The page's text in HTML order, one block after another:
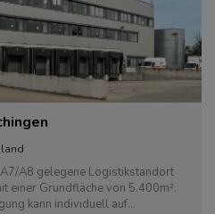
A8 gelegene Logistikstandort
einer Grundfläche von 5.400m².
kann individuell auf...